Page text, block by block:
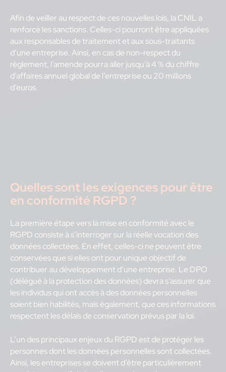
Afin de veiller au respect de ces nouvelles lois, la CNIL a
renforcé les sanctions. Celles-ci pourront être appliquées
aux responsables de traitement et aux sous-traitants
d’une entreprise. Ainsi, en cas de non-respect du
règlement, l’amende pourra aller jusqu’à 4 % du chiffre
d’affaires annuel global de l’entreprise ou 20 millions
d’euros.
Quelles sont les exigences pour être
en conformité RGPD ?
La première étape vers la mise en conformité avec le
RGPD consiste à s’interroger sur la réelle vocation des
données collectées. En effet, celles-ci ne peuvent être
conservées que si elles ont pour unique objectif de
contribuer au développement d’une entreprise. Le DPO
(délégué à la protection des données) devra s’assurer que
les individus qui ont accès à des données personnelles
soient bien habilités, mais également, que ces informations
respectent les délais de conservation prévus par la loi.
L’un des principaux enjeux du RGPD est de protéger les
personnes dont les données personnelles sont collectées.
Ainsi, les entreprises se doivent d’être particulièrement